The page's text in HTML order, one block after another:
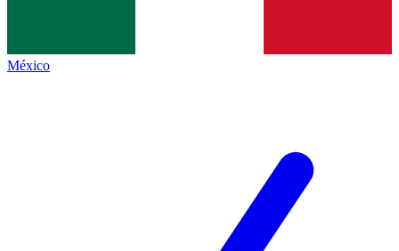
México